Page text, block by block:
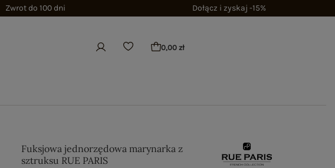
Zwrot do 100 dni Dołącz i zyskaj -15%
0,00 zł
Fuksjowa jednorzędowa marynarka z
sztruksu RUE PARIS